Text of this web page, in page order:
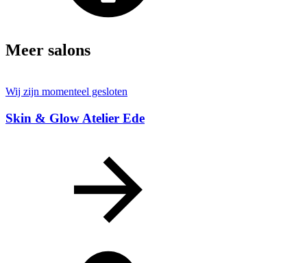
Meer salons
Wij zijn momenteel gesloten
Skin & Glow Atelier Ede